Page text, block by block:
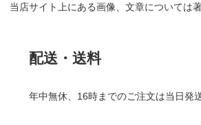
当店サイト上にある画像、文章については
配送・送料
年中無休、16時までのご注文は当日発